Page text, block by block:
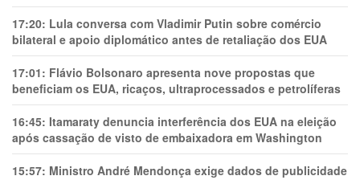
17:20: Lula conversa com Vladimir Putin sobre comércio
bilateral e apoio diplomático antes de retaliação dos EUA
17:01: Flávio Bolsonaro apresenta nove propostas que
beneficiam os EUA, ricaços, ultraprocessados e petrolíferas
16:45: Itamaraty denuncia interferência dos EUA na eleição
após cassação de visto de embaixadora em Washington
15:57: Ministro André Mendonça exige dados de publicidade